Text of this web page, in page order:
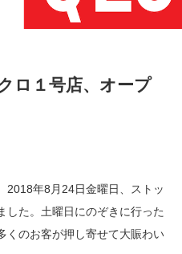
ロ１号店、オープ
2018年8月24日金曜日、ストッ
した。土曜日にのぞきに行った
くのお客が押し寄せて大賑わい